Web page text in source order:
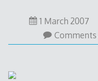
1 March 20073